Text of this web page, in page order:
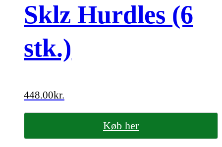
Sklz Hurdles (6
stk.)
448.00kr.
Køb her